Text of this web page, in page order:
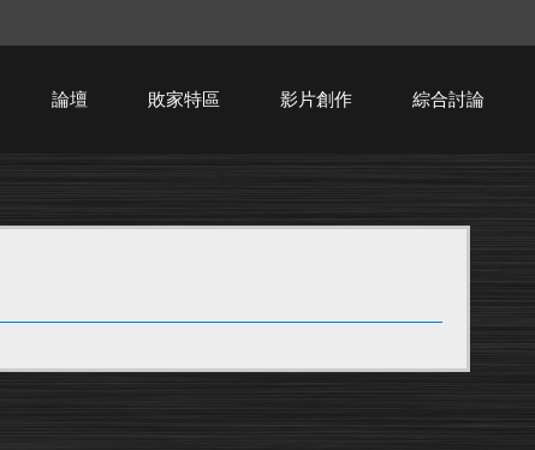
論壇 敗家特區 影片創作 綜合討論